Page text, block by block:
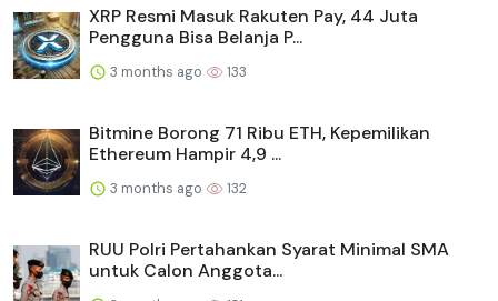
XRP Resmi Masuk Rakuten Pay, 44 Juta
Pengguna Bisa Belanja P...
3 months ago 133
Bitmine Borong 71 Ribu ETH, Kepemilikan
Ethereum Hampir 4,9 ...
3 months ago 132
RUU Polri Pertahankan Syarat Minimal SMA
untuk Calon Anggota...